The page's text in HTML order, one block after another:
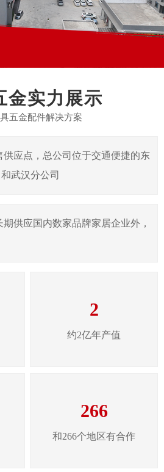
金实力展示
五金配件解决方案
供应点，总公司位于交通便捷的东
武汉分公司
供应国内数家品牌家居企业外，
2
约2亿年产值
266
和266个地区有合作